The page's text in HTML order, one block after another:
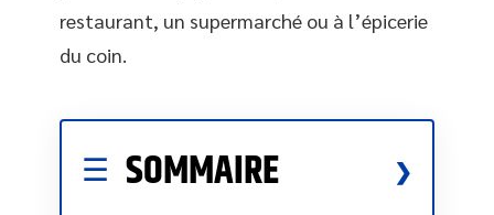
restaurant, un supermarché ou à l’épicerie
du coin.
SOMMAIRE